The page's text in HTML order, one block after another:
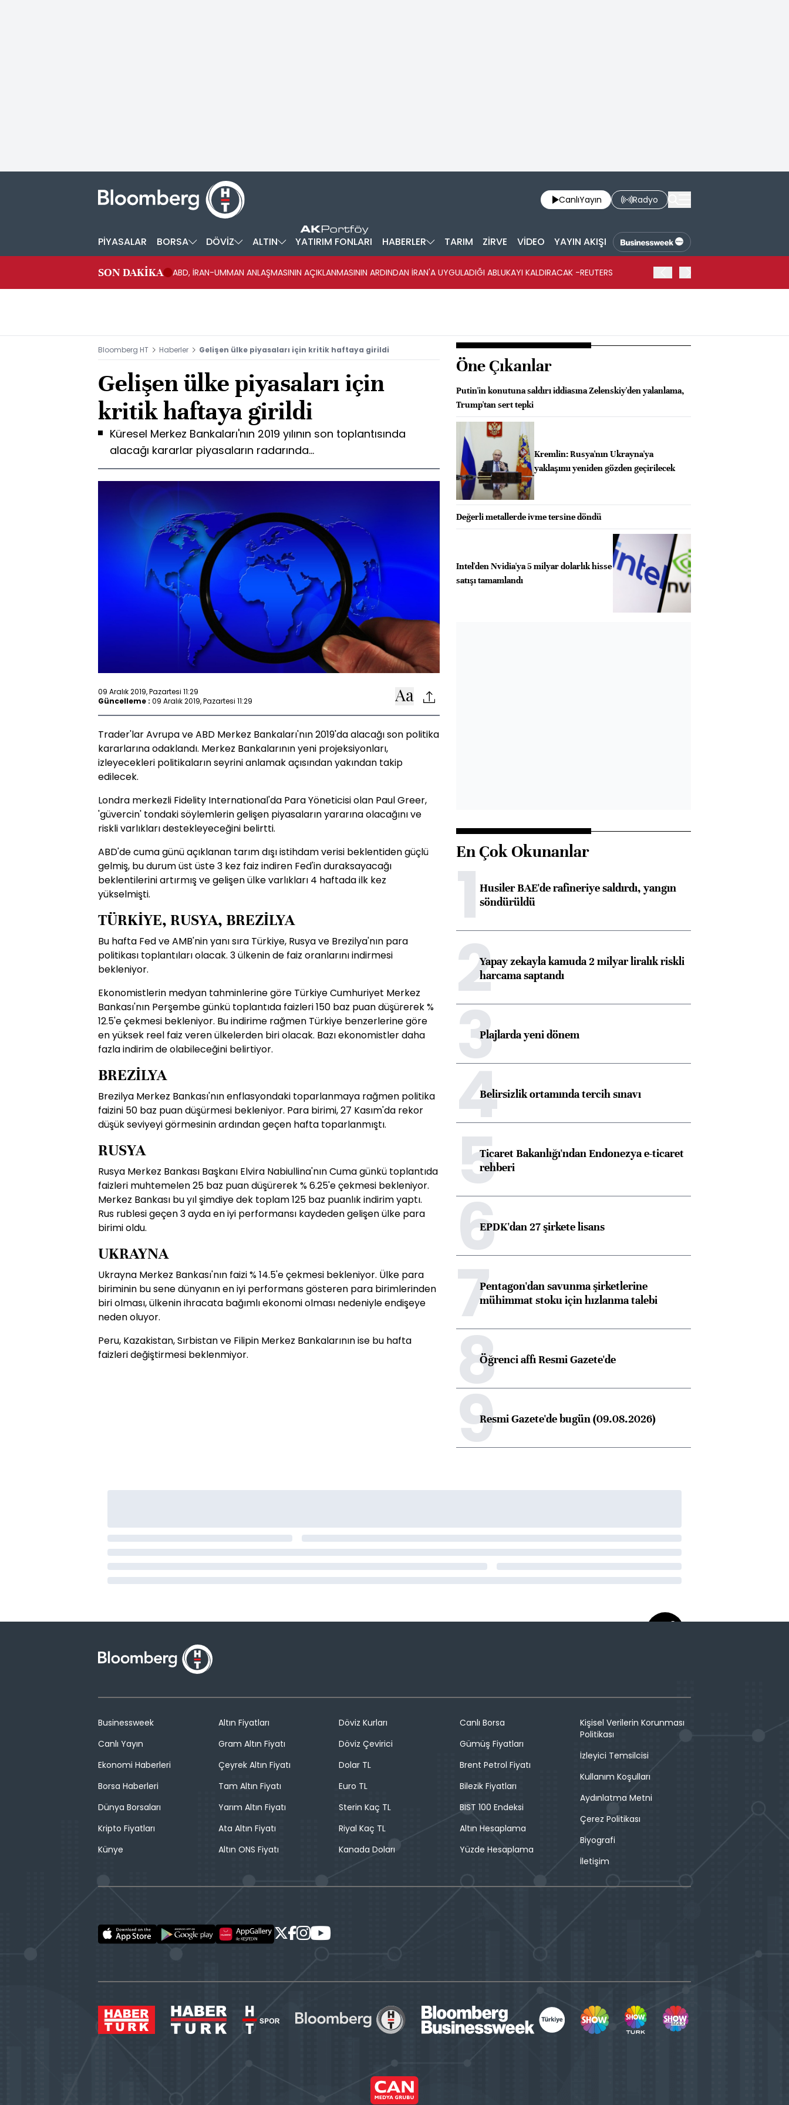
CanlıYayın Radyo
PİYASALAR BORSA DÖVİZ ALTIN YATIRIM FONLARI HABERLER TARIM ZİRVE VİDEO YAYIN AKIŞI
SON DAKİKA ABD, İRAN-UMMAN ANLAŞMASININ AÇIKLANMASININ ARDINDAN İRAN'A UYGULADIĞI ABLUKAYI KALDIRACAK -REUTERS
Bloomberg HT Haberler Gelişen ülke piyasaları için kritik haftaya girildi
Gelişen ülke piyasaları için
kritik haftaya girildi
Küresel Merkez Bankaları'nın 2019 yılının son toplantısında
alacağı kararlar piyasaların radarında...
09 Aralık 2019, Pazartesi 11:29
Güncelleme : 09 Aralık 2019, Pazartesi 11:29
Trader'lar Avrupa ve ABD Merkez Bankaları'nın 2019'da alacağı son politika
kararlarına odaklandı. Merkez Bankalarının yeni projeksiyonları,
izleyecekleri politikaların seyrini anlamak açısından yakından takip
edilecek.
Londra merkezli Fidelity International'da Para Yöneticisi olan Paul Greer,
'güvercin' tondaki söylemlerin gelişen piyasaların yararına olacağını ve
riskli varlıkları destekleyeceğini belirtti.
ABD'de cuma günü açıklanan tarım dışı istihdam verisi beklentiden güçlü
gelmiş, bu durum üst üste 3 kez faiz indiren Fed'in duraksayacağı
beklentilerini artırmış ve gelişen ülke varlıkları 4 haftada ilk kez
yükselmişti.
TÜRKİYE, RUSYA, BREZİLYA
Bu hafta Fed ve AMB'nin yanı sıra Türkiye, Rusya ve Brezilya'nın para
politikası toplantıları olacak. 3 ülkenin de faiz oranlarını indirmesi
bekleniyor.
Ekonomistlerin medyan tahminlerine göre Türkiye Cumhuriyet Merkez
Bankası'nın Perşembe günkü toplantıda faizleri 150 baz puan düşürerek %
12.5'e çekmesi bekleniyor. Bu indirime rağmen Türkiye benzerlerine göre
en yüksek reel faiz veren ülkelerden biri olacak. Bazı ekonomistler daha
fazla indirim de olabileceğini belirtiyor.
BREZİLYA
Brezilya Merkez Bankası'nın enflasyondaki toparlanmaya rağmen politika
faizini 50 baz puan düşürmesi bekleniyor. Para birimi, 27 Kasım'da rekor
düşük seviyeyi görmesinin ardından geçen hafta toparlanmıştı.
RUSYA
Rusya Merkez Bankası Başkanı Elvira Nabiullina'nın Cuma günkü toplantıda
faizleri muhtemelen 25 baz puan düşürerek % 6.25'e çekmesi bekleniyor.
Merkez Bankası bu yıl şimdiye dek toplam 125 baz puanlık indirim yaptı.
Rus rublesi geçen 3 ayda en iyi performansı kaydeden gelişen ülke para
birimi oldu.
UKRAYNA
Ukrayna Merkez Bankası'nın faizi % 14.5'e çekmesi bekleniyor. Ülke para
biriminin bu sene dünyanın en iyi performans gösteren para birimlerinden
biri olması, ülkenin ihracata bağımlı ekonomi olması nedeniyle endişeye
neden oluyor.
Peru, Kazakistan, Sırbistan ve Filipin Merkez Bankalarının ise bu hafta
faizleri değiştirmesi beklenmiyor.
Öne Çıkanlar
Putin'in konutuna saldırı iddiasına Zelenskiy'den yalanlama,
Trump'tan sert tepki
Kremlin: Rusya'nın Ukrayna'ya
yaklaşımı yeniden gözden geçirilecek
Değerli metallerde ivme tersine döndü
Intel'den Nvidia'ya 5 milyar dolarlık hisse
satışı tamamlandı
En Çok Okunanlar
1Husiler BAE'de rafineriye saldırdı, yangın
söndürüldü
2Yapay zekayla kamuda 2 milyar liralık riskli
harcama saptandı
3Plajlarda yeni dönem
4Belirsizlik ortamında tercih sınavı
5Ticaret Bakanlığı'ndan Endonezya e-ticaret
rehberi
6EPDK'dan 27 şirkete lisans
7Pentagon'dan savunma şirketlerine
mühimmat stoku için hızlanma talebi
8Öğrenci affı Resmi Gazete'de
9Resmi Gazete'de bugün (09.08.2026)
Businessweek
Canlı Yayın
Ekonomi Haberleri
Borsa Haberleri
Dünya Borsaları
Kripto Fiyatları
Künye
Altın Fiyatları
Gram Altın Fiyatı
Çeyrek Altın Fiyatı
Tam Altın Fiyatı
Yarım Altın Fiyatı
Ata Altın Fiyatı
Altın ONS Fiyatı
Döviz Kurları
Döviz Çevirici
Dolar TL
Euro TL
Sterin Kaç TL
Riyal Kaç TL
Kanada Doları
Canlı Borsa
Gümüş Fiyatları
Brent Petrol Fiyatı
Bilezik Fiyatları
BIST 100 Endeksi
Altın Hesaplama
Yüzde Hesaplama
Kişisel Verilerin Korunması
Politikası
İzleyici Temsilcisi
Kullanım Koşulları
Aydınlatma Metni
Çerez Politikası
Biyografi
İletişim